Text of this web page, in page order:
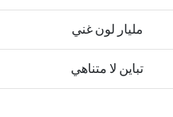
مليار لون غني
تباين لا متناهي